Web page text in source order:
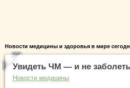
Новости медицины и здоровья в мире
Увидеть ЧМ — и не заболеть
Новости медицины